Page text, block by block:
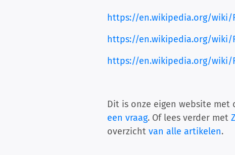
https://en.wikipedia.org/wiki/
https://en.wikipedia.org/wiki/
https://en.wikipedia.org/wiki/
Dit is onze eigen website met
een vraag. Of lees verder met
overzicht van alle artikelen.